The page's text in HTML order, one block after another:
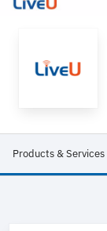
Products & Services